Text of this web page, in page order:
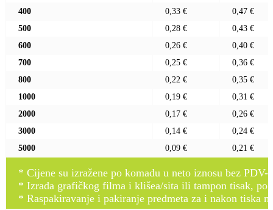
400
0,33 €
0,47 €
500
0,28 €
0,43 €
600
0,26 €
0,40 €
700
0,25 €
0,36 €
800
0,22 €
0,35 €
1000
0,19 €
0,31 €
2000
0,17 €
0,26 €
3000
0,14 €
0,24 €
5000
0,09 € 0,21 €
* Cijene su izražene po komadu u neto iznosu bez PDV-
* Izrada grafičkog filma i klišea/sita ili tampon tisak, po
* Raspakiravanje i pakiranje predmeta za i nakon tiska